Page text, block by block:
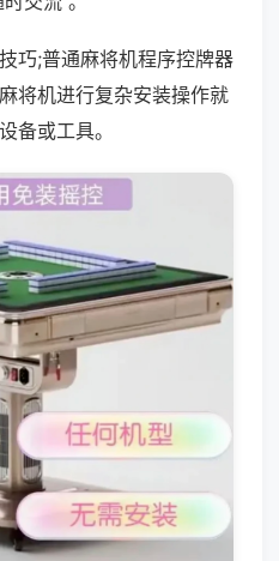
巧;普通麻将机程序控牌器
将机进行复杂安装操作就
备或工具。